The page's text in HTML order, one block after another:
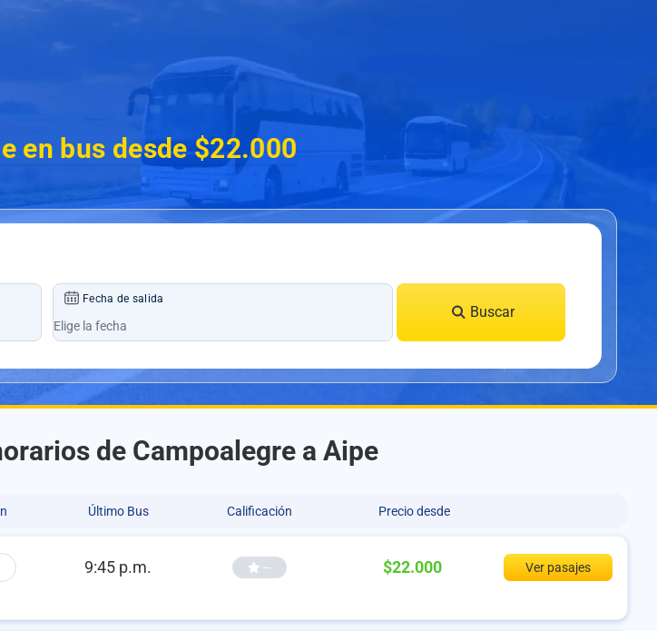
en bus desde $22.000
Fecha de salida
Buscar
de Campoalegre a Aipe
Último Bus Calificación Precio desde
9:45 p.m. -- $22.000 Ver pasajes